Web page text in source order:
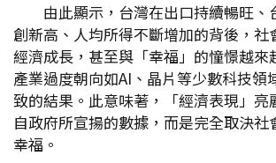
由此顯示，台灣在出口持續暢旺、
創新高、人均所得不斷增加的背後，社
經濟成長，甚至與「幸福」的憧憬越來
產業過度朝向如AI、晶片等少數科技領
致的結果。此意味著，「經濟表現」亮
自政府所宣揚的數據，而是完全取決社
幸福。